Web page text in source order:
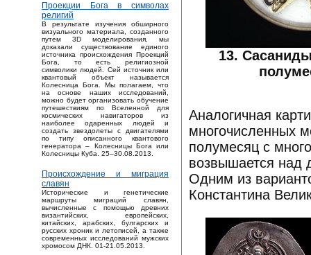
Проекции Бога в символах
религий
В результате изучения обширного
визуального материала, созданного
путем 3D моделирования, мы
доказали существование единого
источника происхождения Проекций
Бога, то есть религиозной
символики людей. Сей источник или
квантовый объект называется
Колесница Бога. Мы полагаем, что
на основе наших исследований,
можно будет организовать обучение
путешествиям по Вселенной для
космических навигаторов из
наиболее одаренных людей и
создать звездолеты с двигателями
по типу описанного квантового
генератора – Колесницы Бога или
Колесницы Куба. 25–30.08.2013.
Происхождение и миграция
славян
Исторические и генетические
маршруты миграций славян,
вычисленные с помощью древних
византийских, европейских,
китайских, арабских, булгарских и
русских хроник и летописей, а также
современных исследований мужских
хромосом ДНК. 01-21.05.2013.
13.
Аналогичная
многочисленных
полумесяц с
возвышается над
Одним из
Константина